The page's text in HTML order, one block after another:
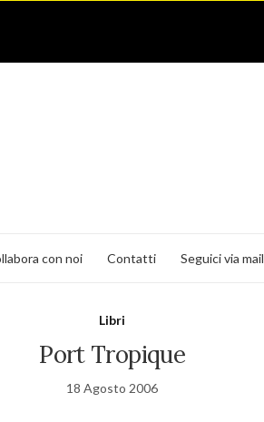
con noi Contatti Seguici via mail
Libri
Port Tropique
18 Agosto 2006